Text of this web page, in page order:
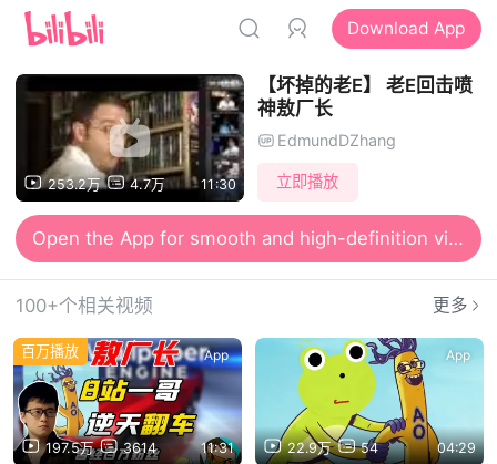
Download App
253.2万 4.7万 11:30
【坏掉的老E】 老E回击喷
神敖厂长
EdmundDZhang
立即播放
Open the App for smooth and high-definition viewing
100+个相关视频 更多
197.5万 3614 11:31
百万播放 App
22.9万 54 04:29
App